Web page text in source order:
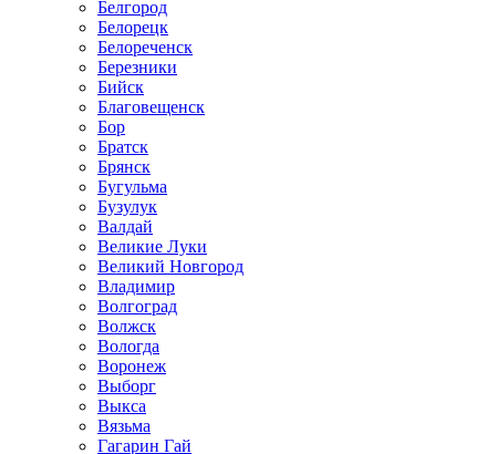
Белгород
Белорецк
Белореченск
Березники
Бийск
Благовещенск
Бор
Братск
Брянск
Бугульма
Бузулук
Валдай
Великие Луки
Великий Новгород
Владимир
Волгоград
Волжск
Вологда
Воронеж
Выборг
Выкса
Вязьма
Гагарин Гай